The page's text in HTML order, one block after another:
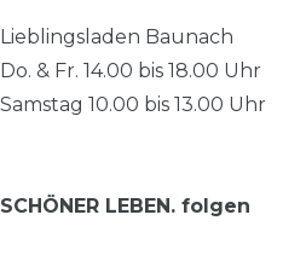
Lieblingsladen Baunach
Do. & Fr. 14.00 bis 18.00 Uhr
Samstag 10.00 bis 13.00 Uhr
SCHÖNER LEBEN. folgen